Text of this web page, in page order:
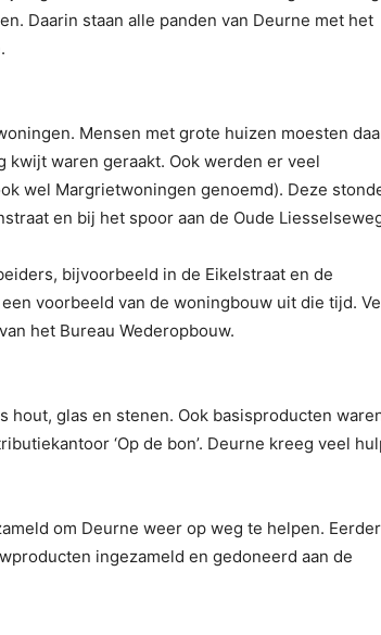
Daarin staan alle panden van Deurne met het
Mensen met grote huizen moesten
waren geraakt. Ook werden er veel
wel Margrietwoningen genoemd). Deze
en bij het spoor aan de Oude
bijvoorbeeld in de Eikelstraat en de
voorbeeld van de woningbouw uit die tijd.
het Bureau Wederopbouw.
hout, glas en stenen. Ook basisproducten
‘Op de bon’. Deurne kreeg veel
om Deurne weer op weg te helpen.
ingezameld en gedoneerd aan de